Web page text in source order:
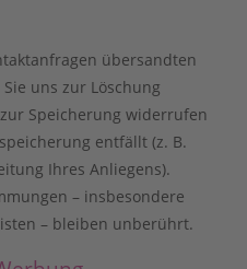
übersandten
uns zur Löschung
Speicherung widerrufen
entfällt (z. B.
Ihres Anliegens).
– insbesondere
– bleiben unberührt.